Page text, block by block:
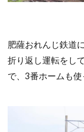
肥薩おれんじ鉄道
折り返し運転をし
で、3番ホームも使